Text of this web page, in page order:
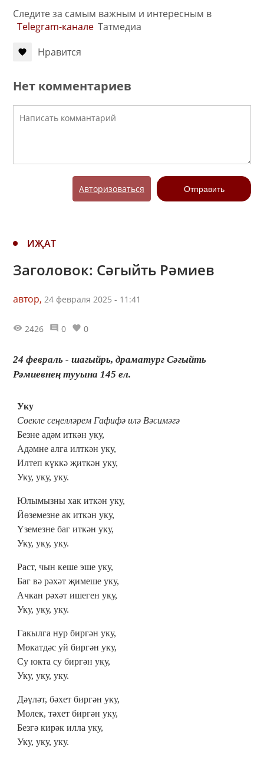
Следите за самым важным и интересным в
Telegram-канале Татмедиа
Нравится
Нет комментариев
Авторизоваться Отправить
ИҖАТ
Заголовок: Сәгыйть Рәмиев
автор, 24 февраля 2025 - 11:41
2426 0 0
24 февраль - шагыйрь, драматург Сәгыйть
Рәмиевнең тууына 145 ел.
Уку
Сөекле сеңелләрем Гафифә илә Вәсимәгә
Безне адәм иткән уку,
Адәмне алга илткән уку,
Илтеп күккә җиткән уку,
Уку, уку, уку.
Юлымызны хак иткән уку,
Йөземезне ак иткән уку,
Үземезне баг иткән уку,
Уку, уку, уку.
Раст, чын кеше эше уку,
Баг вә рәхәт җимеше уку,
Ачкан рәхәт ишеген уку,
Уку, уку, уку.
Гакылга нур биргән уку,
Мөкатдәс уй биргән уку,
Су юкта су биргән уку,
Уку, уку, уку.
Дәүләт, бәхет биргән уку,
Мөлек, тәхет биргән уку,
Безгә кирәк илла уку,
Уку, уку, уку.